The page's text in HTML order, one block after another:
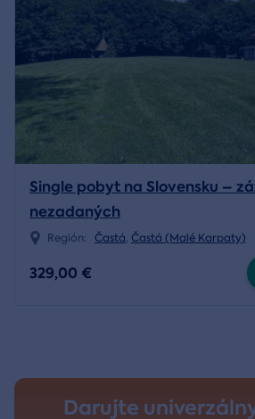
Single pobyt na Slovensku –
nezadaných
Región: Častá, Častá (Malé Karpaty)
329,00 €
Darujte